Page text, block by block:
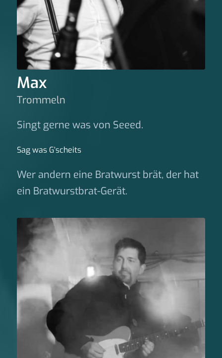
Max
Trommeln
Singt gerne was von Seeed.
Sag was G‘scheits
Wer andern eine Bratwurst brät, der hat
ein Bratwurstbrat-Gerät.